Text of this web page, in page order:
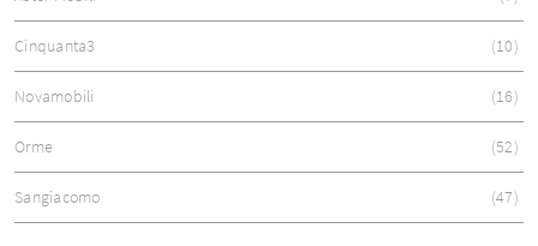
Cinquanta3 10
Novamobili 16
Orme 52
Sangiacomo 47